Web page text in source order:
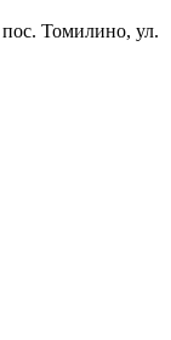
Томилино, ул.